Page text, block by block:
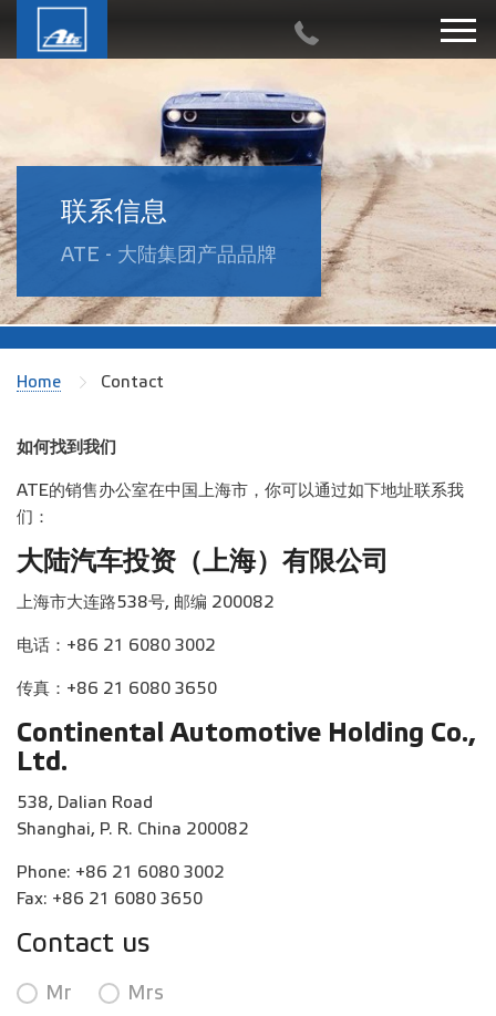
联系信息
ATE - 大陆集团产品品牌
Home Contact
如何找到我们
ATE的销售办公室在中国上海市，你可以通过如下地址联系我
们：
大陆汽车投资（上海）有限公司
上海市大连路538号, 邮编 200082
电话：+86 21 6080 3002
传真：+86 21 6080 3650
Continental Automotive Holding Co.,
Ltd.
538, Dalian Road
Shanghai, P. R. China 200082
Phone: +86 21 6080 3002
Fax: +86 21 6080 3650
Contact us
Mr Mrs